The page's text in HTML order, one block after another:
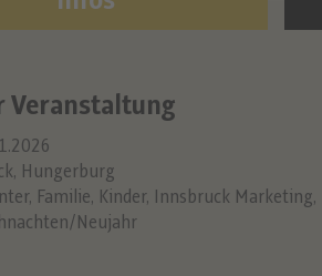
Veranstaltung
Hungerburg
, Familie, Kinder, Innsbruck Marketing,
Neujahr